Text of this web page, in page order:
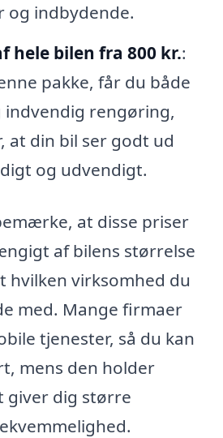
og indbydende.
hele bilen fra 800 kr.:
pakke, får du både
indvendig rengøring,
at din bil ser godt ud
og udvendigt.
at disse priser
af bilens størrelse
hvilken virksomhed du
med. Mange firmaer
tjenester, så du kan
mens den holder
giver dig større